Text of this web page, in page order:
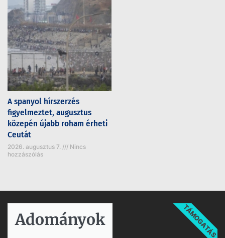
A spanyol hírszerzés
figyelmeztet, augusztus
közepén újabb roham érheti
Ceutát
2026. augusztus 7.
Nincs
hozzászólás
Adományok​ TÁMOGATÁS